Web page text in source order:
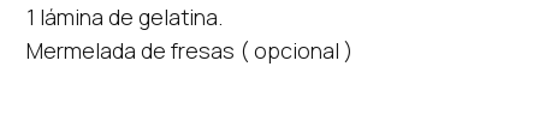
1 lámina de gelatina.
Mermelada de fresas ( opcional )